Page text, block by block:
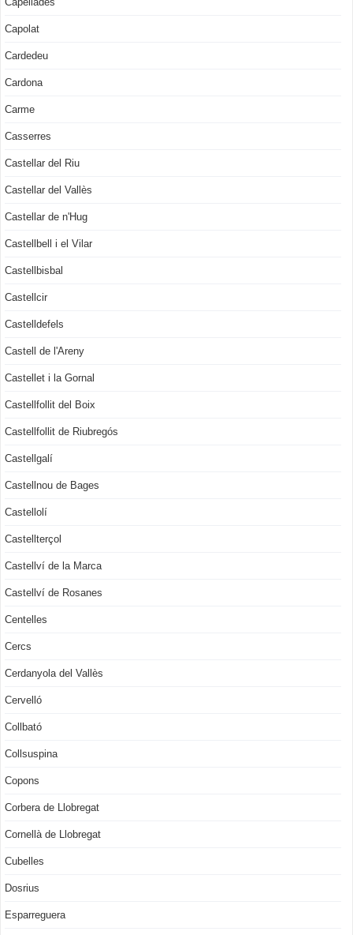
Capolat
Cardedeu
Cardona
Carme
Casserres
Castellar del Riu
Castellar del Vallès
Castellar de n'Hug
Castellbell i el Vilar
Castellbisbal
Castellcir
Castelldefels
Castell de l'Areny
Castellet i la Gornal
Castellfollit del Boix
Castellfollit de Riubregós
Castellgalí
Castellnou de Bages
Castellolí
Castellterçol
Castellví de la Marca
Castellví de Rosanes
Centelles
Cercs
Cerdanyola del Vallès
Cervelló
Collbató
Collsuspina
Copons
Corbera de Llobregat
Cornellà de Llobregat
Cubelles
Dosrius
Esparreguera